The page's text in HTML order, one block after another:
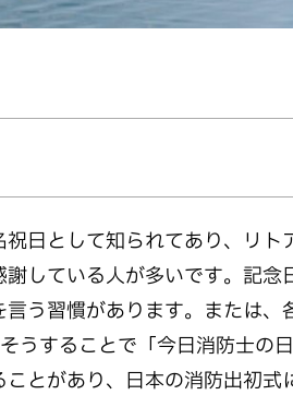
日として知られてあり、リト
している人が多いです。記念
う習慣があります。または、
うすることで「今日消防士の日
とがあり、日本の消防出初式